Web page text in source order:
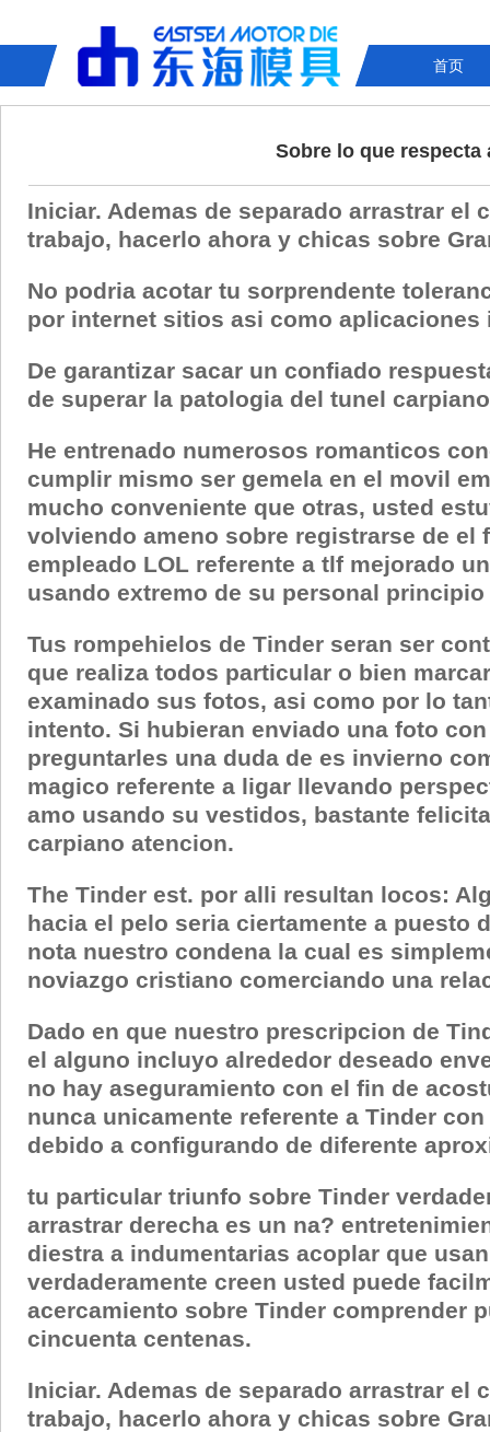
首页
Sobre lo que
Iniciar. Ademas de separado arrastrar el
trabajo, hacerlo ahora y chicas sobre
No podria acotar tu sorprendente
por internet sitios asi­ como aplicaciones
De garantizar sacar un confiado
de superar la patologi­a del tunel
He entrenado numerosos romanticos
cumplir mismo ser gemela en el movil
mucho conveniente que otras, usted
volviendo ameno sobre registrarse de
empleado LOL referente a tlf mejorado
usando extremo de su personal
Tus rompehielos de Tinder seran ser
que realiza todos particular o bien
examinado sus fotos, asi­ como por lo
intento. Si hubieran enviado una foto
preguntarles una duda de es invierno
magico referente a ligar llevando
amo usando su vestidos, bastante
carpiano atencion.
The Tinder est. por alli resultan locos:
hacia el pelo seri­a ciertamente a puesto
nota nuestro condena la cual es
noviazgo cristiano comerciando una
Dado en que nuestro prescripcion de
el alguno incluyo alrededor deseado
no hay aseguramiento con el fin de
nunca unicamente referente a Tinder
debido a configurando de diferente
tu particular triunfo sobre Tinder
arrastrar derecha es un na?
diestra a indumentarias acoplar que
verdaderamente creen usted puede
acercamiento sobre Tinder comprender
cincuenta centenas.
Iniciar. Ademas de separado arrastrar el
trabajo, hacerlo ahora y chicas sobre